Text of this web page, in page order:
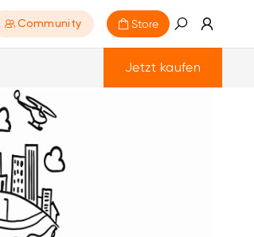
Community Store
Jetzt kaufen